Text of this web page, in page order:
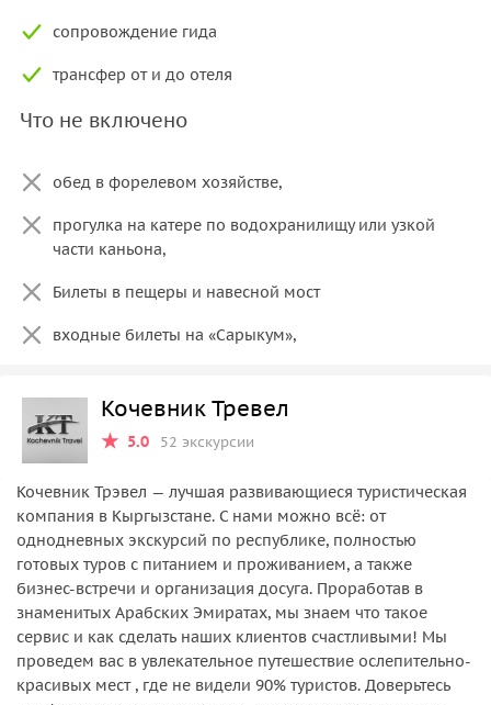
сопровождение гида
трансфер от и до отеля
Что не включено
обед в форелевом хозяйстве,
прогулка на катере по водохранилищу или узкой
части каньона,
Билеты в пещеры и навесной мост
входные билеты на «Сарыкум»,
Кочевник Тревел
5.0 52 экскурсии
Кочевник Трэвел — лучшая развивающиеся туристическая
компания в Кыргызстане. С нами можно всё: от
однодневных экскурсий по республике, полностью
готовых туров с питанием и проживанием, а также
бизнес-встречи и организация досуга. Проработав в
знаменитых Арабских Эмиратах, мы знаем что такое
сервис и как сделать наших клиентов счастливыми! Мы
проведем вас в увлекательное путешествие ослепительно-
красивых мест , где не видели 90% туристов. Доверьтесь